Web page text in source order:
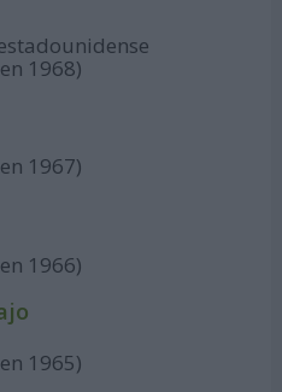
1968)
1967)
1966)
1965)